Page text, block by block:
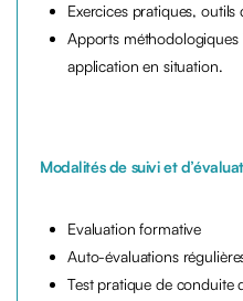
Exercices pratiques, outils
Apports méthodologiques
application en situation.
Modalités de suivi et
Evaluation formative
Auto-évaluations
Test pratique de conduite